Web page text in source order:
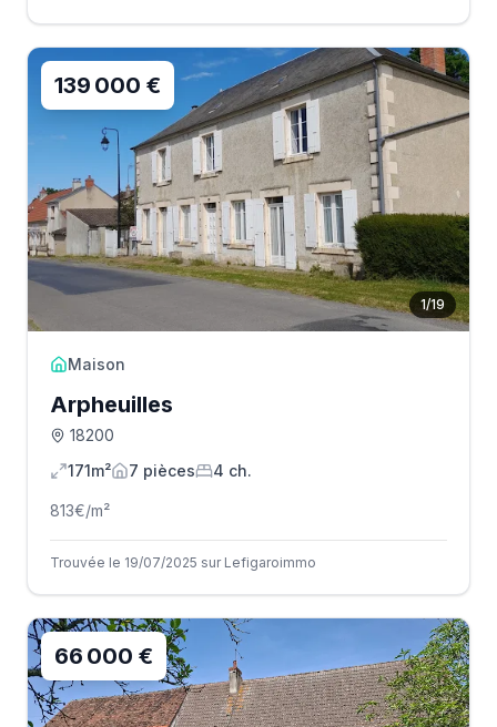
1/19
139 000 €
Maison
Arpheuilles
18200
171m²
7 pièces 4 ch.
813€/m²
Trouvée le 19/07/2025 sur Lefigaroimmo
66 000 €